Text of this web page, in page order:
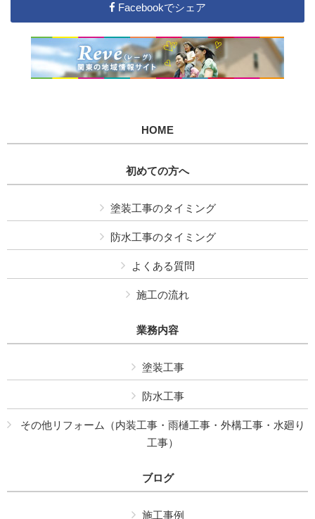
Facebookでシェア
HOME
初めての方へ
塗装工事のタイミング
防水工事のタイミング
よくある質問
施工の流れ
業務内容
塗装工事
防水工事
その他リフォーム（内装工事・雨樋工事・外構工事・水廻り
工事）
ブログ
施工事例